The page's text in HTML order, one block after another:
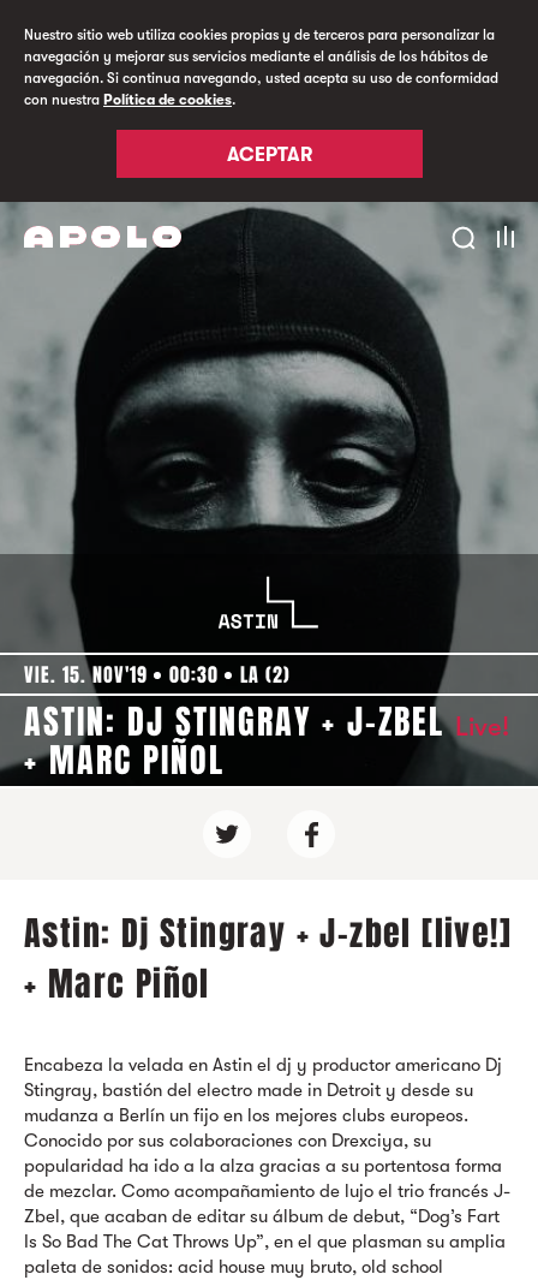
Nuestro sitio web utiliza cookies propias y de terceros para personalizar la
navegación y mejorar sus servicios mediante el análisis de los hábitos de
navegación. Si continua navegando, usted acepta su uso de conformidad
con nuestra Política de cookies.
ACEPTAR
VIE. 15. NOV'19 00:30 LA (2)
ASTIN: DJ STINGRAY + J-ZBELLive!
+ MARC PIÑOL
Astin: Dj Stingray + J-zbel [live!]
+ Marc Piñol
Encabeza la velada en Astin el dj y productor americano Dj
Stingray, bastión del electro made in Detroit y desde su
mudanza a Berlín un fijo en los mejores clubs europeos.
Conocido por sus colaboraciones con Drexciya, su
popularidad ha ido a la alza gracias a su portentosa forma
de mezclar. Como acompañamiento de lujo el trio francés J-
Zbel, que acaban de editar su álbum de debut, “Dog’s Fart
Is So Bad The Cat Throws Up”, en el que plasman su amplia
paleta de sonidos: acid house muy bruto, old school